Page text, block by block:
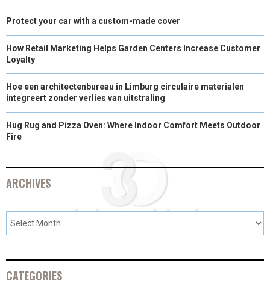
Protect your car with a custom-made cover
How Retail Marketing Helps Garden Centers Increase Customer
Loyalty
Hoe een architectenbureau in Limburg circulaire materialen
integreert zonder verlies van uitstraling
Hug Rug and Pizza Oven: Where Indoor Comfort Meets Outdoor
Fire
ARCHIVES
CATEGORIES